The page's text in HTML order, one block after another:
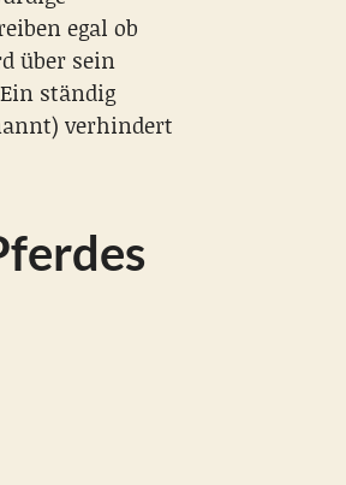
egal ob
über sein
ständig
verhindert